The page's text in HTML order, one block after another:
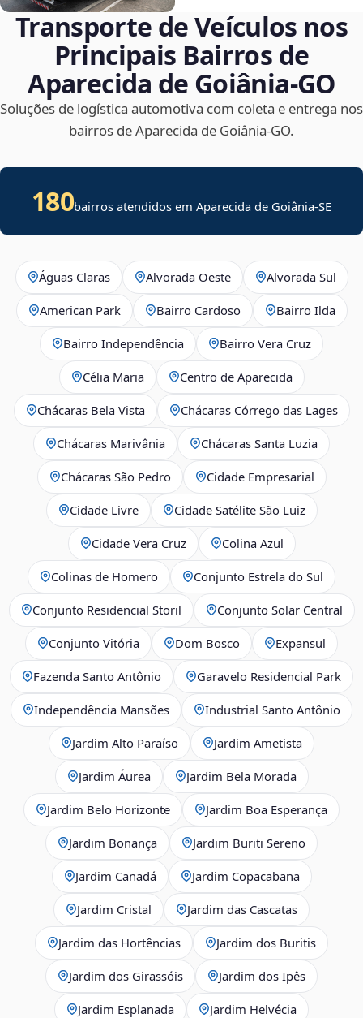
Transporte de Veículos nos
Principais Bairros de
Aparecida de Goiânia‑GO
Soluções de logística automotiva com coleta e entrega nos
bairros de Aparecida de Goiânia‑GO.
180bairros atendidos emAparecida de Goiânia-SE
Águas Claras Alvorada Oeste Alvorada Sul
American Park Bairro Cardoso Bairro Ilda
Bairro Independência Bairro Vera Cruz
Célia Maria Centro de Aparecida
Chácaras Bela Vista Chácaras Córrego das Lages
Chácaras Marivânia Chácaras Santa Luzia
Chácaras São Pedro Cidade Empresarial
Cidade Livre Cidade Satélite São Luiz
Cidade Vera Cruz Colina Azul
Colinas de Homero Conjunto Estrela do Sul
Conjunto Residencial Storil Conjunto Solar Central
Conjunto Vitória Dom Bosco Expansul
Fazenda Santo Antônio Garavelo Residencial Park
Independência Mansões Industrial Santo Antônio
Jardim Alto Paraíso Jardim Ametista
Jardim Áurea Jardim Bela Morada
Jardim Belo Horizonte Jardim Boa Esperança
Jardim Bonança Jardim Buriti Sereno
Jardim Canadá Jardim Copacabana
Jardim Cristal Jardim das Cascatas
Jardim das Hortências Jardim dos Buritis
Jardim dos Girassóis Jardim dos Ipês
Jardim Esplanada Jardim Helvécia